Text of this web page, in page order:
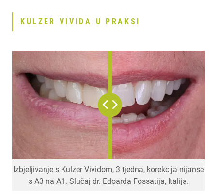
KULZER VIVIDA U PRAKSI
Izbjeljivanje s Kulzer Vividom, 3 tjedna, korekcija nijanse
s A3 na A1. Slučaj dr. Edoarda Fossatija, Italija.